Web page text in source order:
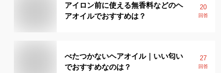
アイロン前に使える無香料などのヘ
アオイルでおすすめは？
20
回答
べたつかないヘアオイル｜いい匂い
でおすすめなのは？
27
回答